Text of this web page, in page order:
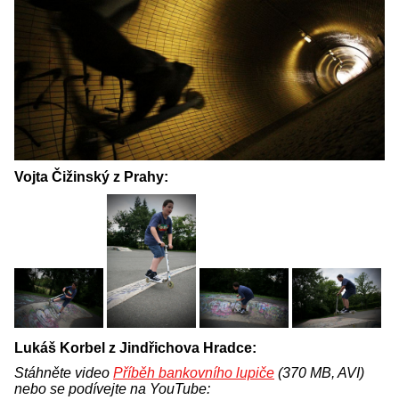
Vojta Čižinský z Prahy:
Lukáš Korbel z Jindřichova Hradce:
Stáhněte video Příběh bankovního lupiče (370 MB, AVI)
nebo se podívejte na YouTube: